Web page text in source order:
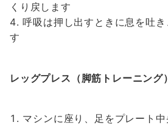
くり戻します
呼吸は押し出すときに息を吐
す
レッグプレス（脚筋トレーニング）
マシンに座り、足をプレート